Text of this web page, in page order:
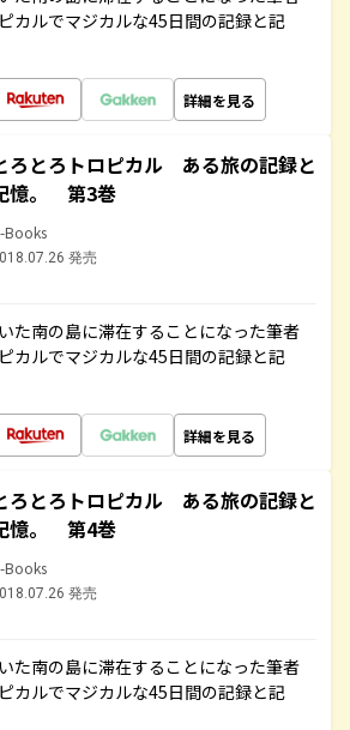
カルでマジカルな45日間の記録と記
詳細を見る
ろとろトロピカル ある旅の記録と
憶。 第3巻
Books
発売
た南の島に滞在することになった筆者
カルでマジカルな45日間の記録と記
詳細を見る
ろとろトロピカル ある旅の記録と
憶。 第4巻
Books
発売
た南の島に滞在することになった筆者
カルでマジカルな45日間の記録と記